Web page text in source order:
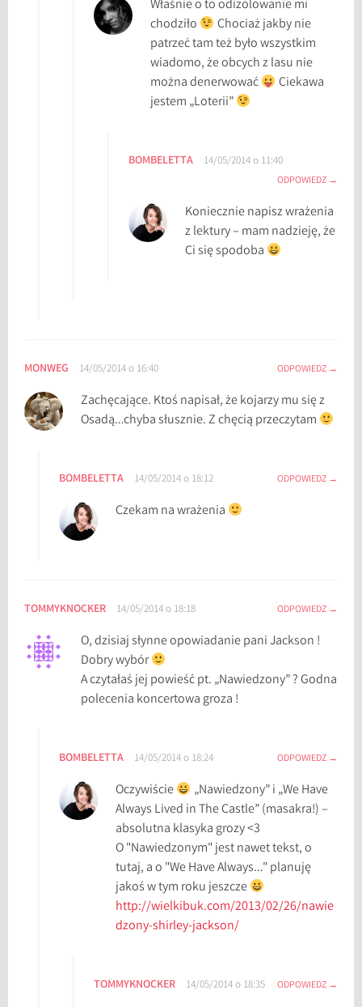
Właśnie o to odizolowanie mi
chodziło
Chociaż jakby nie
patrzeć tam też było wszystkim
wiadomo, że obcych z lasu nie
można denerwować
Ciekawa
jestem „Loterii”
BOMBELETTA 14/05/2014 o 11:40
ODPOWIEDZ
Koniecznie napisz wrażenia
z lektury – mam nadzieję, że
Ci się spodoba
MONWEG 14/05/2014 o 16:40 ODPOWIEDZ
Zachęcające. Ktoś napisał, że kojarzy mu się z
Osadą…chyba słusznie. Z chęcią przeczytam
BOMBELETTA 14/05/2014 o 18:12 ODPOWIEDZ
Czekam na wrażenia
TOMMYKNOCKER 14/05/2014 o 18:18 ODPOWIEDZ
O, dzisiaj słynne opowiadanie pani Jackson !
Dobry wybór
A czytałaś jej powieść pt. „Nawiedzony” ? Godna
polecenia koncertowa groza !
BOMBELETTA 14/05/2014 o 18:24 ODPOWIEDZ
Oczywiście
„Nawiedzony” i „We Have
Always Lived in The Castle” (masakra!) –
absolutna klasyka grozy <3
O "Nawiedzonym" jest nawet tekst, o
tutaj, a o "We Have Always…" planuję
jakoś w tym roku jeszcze
http://wielkibuk.com/2013/02/26/nawie
dzony-shirley-jackson/
TOMMYKNOCKER 14/05/2014 o 18:35 ODPOWIEDZ